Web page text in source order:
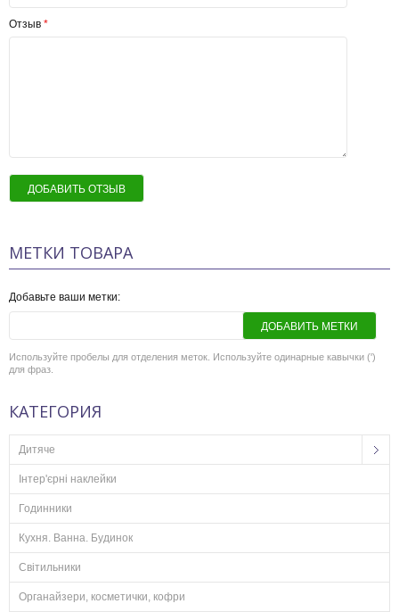
*
Отзыв
ДОБАВИТЬ ОТЗЫВ
МЕТКИ ТОВАРА
Добавьте ваши метки:
ДОБАВИТЬ МЕТКИ
Используйте пробелы для отделения меток. Используйте одинарные кавычки (')
для фраз.
КАТЕГОРИЯ
Дитяче
Інтер'єрні наклейки
Годинники
Кухня. Ванна. Будинок
Світильники
Органайзери, косметички, кофри